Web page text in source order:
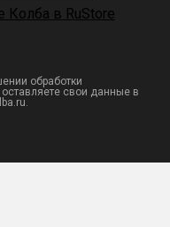
обработки
свои данные в